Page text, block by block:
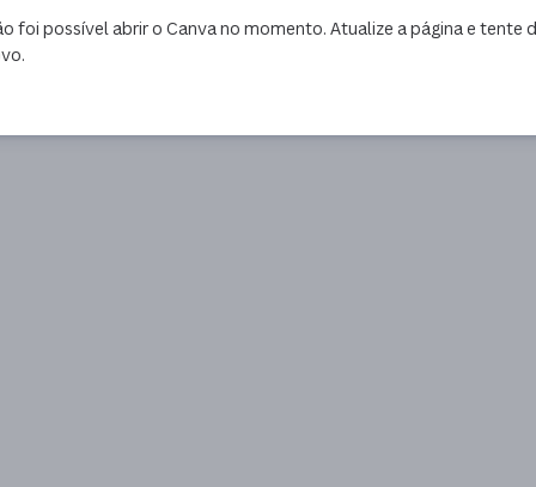
foi possível abrir o Canva no momento. Atualize a página e tente